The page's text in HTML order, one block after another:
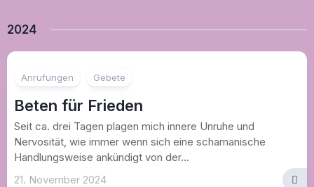
2024
Anrufungen Gebete
Beten für Frieden
Seit ca. drei Tagen plagen mich innere Unruhe und
Nervosität, wie immer wenn sich eine schamanische
Handlungsweise ankündigt von der...
21. November 2024